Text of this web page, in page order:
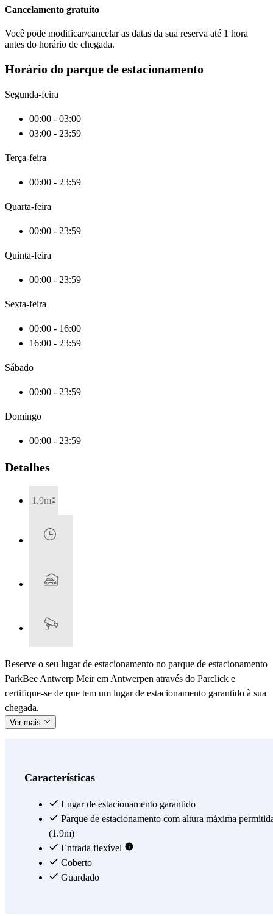
Cancelamento gratuito
Você pode modificar/cancelar as datas da sua reserva até 1 hora
antes do horário de chegada.
Horário do parque de estacionamento
Segunda-feira
00:00 - 03:00
03:00 - 23:59
Terça-feira
00:00 - 23:59
Quarta-feira
00:00 - 23:59
Quinta-feira
00:00 - 23:59
Sexta-feira
00:00 - 16:00
16:00 - 23:59
Sábado
00:00 - 23:59
Domingo
00:00 - 23:59
Detalhes
1.9m
Reserve o seu lugar de estacionamento no parque de estacionamento
ParkBee Antwerp Meir em Antwerpen através do Parclick e
certifique-se de que tem um lugar de estacionamento garantido à sua
chegada.
Ver mais
Características
Lugar de estacionamento garantido
Parque de estacionamento com altura máxima
(1.9m)
Entrada flexível
Coberto
Guardado